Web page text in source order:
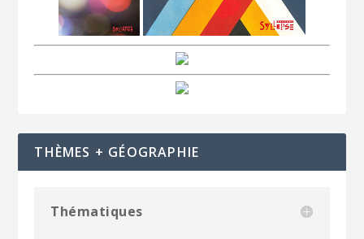
THÈMES + GÉOGRAPHIE
Thématiques